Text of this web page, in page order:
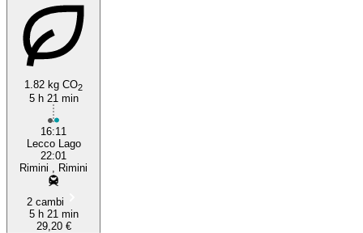
1.82 kg CO2
5 h 21 min
16:11
Lecco Lago
22:01
Rimini , Rimini
2 cambi
5 h 21 min
29,20 €